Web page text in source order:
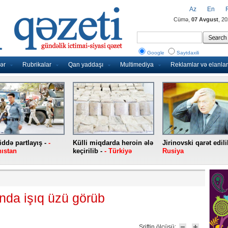
Rubrikalar Qan yaddaşı Multimediya Reklamlar və elanlar
Az En
Cümə, 07 Avgust ,
Google Saytdaxili
partlayış - -
Külli miqdarda heroin ələ
keçirilib - - Türkiyə
Jirinovski qarət
Rusiya
işıq üzü görüb